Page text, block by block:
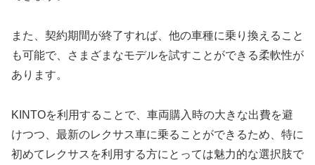
また、契約期間が終了すれば、他の車種に乗り換えること
も可能で、さまざまなモデルを試すことができる柔軟性が
あります。
KINTOを利用することで、車両購入時の大きな出費を避
けつつ、最新のレクサス車に乗ることができるため、特に
初めてレクサスを利用する方にとっては魅力的な選択肢で